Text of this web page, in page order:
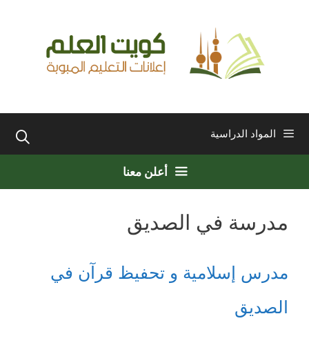
المواد الدراسية
أعلن معنا
مدرسة في الصديق
مدرس إسلامية و تحفيظ قرآن في
الصديق